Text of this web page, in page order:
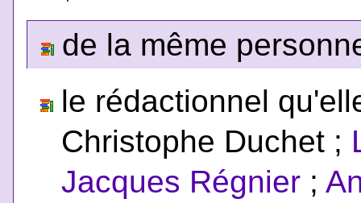
de la même
le rédactionnel
Christophe Duchet ;
Jacques Régnier ;